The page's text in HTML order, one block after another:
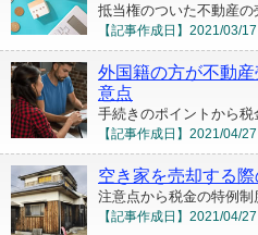
抵当権のついた不動産
【記事作成日】 2021/03/17
外国籍の方が不動
意点
手続きのポイントから税
【記事作成日】 2021/04/27
空き家を売却する
注意点から税金の特例制
【記事作成日】 2021/04/27